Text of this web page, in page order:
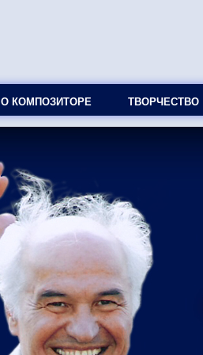
О КОМПОЗИТОРЕ ТВОРЧЕСТВО